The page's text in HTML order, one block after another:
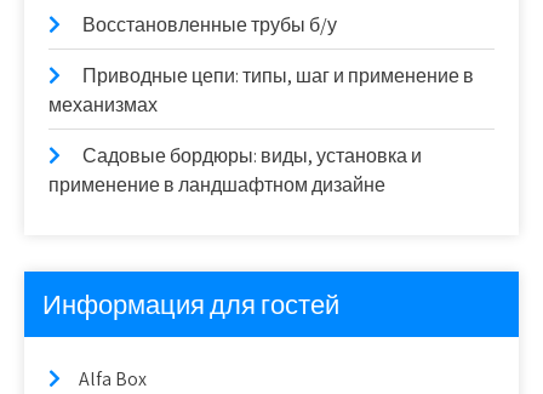
Восстановленные трубы б/у
Приводные цепи: типы, шаг и применение в
механизмах
Садовые бордюры: виды, установка и
применение в ландшафтном дизайне
Информация для гостей
Alfa Box